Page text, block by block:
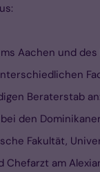
Aachen und
Beraterstab an:
den
Fakultät,
am